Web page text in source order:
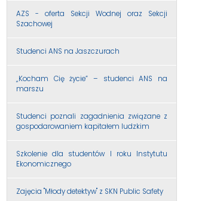
AZS - oferta Sekcji Wodnej oraz Sekcji
Szachowej
Studenci ANS na Jaszczurach
„Kocham Cię życie” – studenci ANS na
marszu
Studenci poznali zagadnienia związane z
gospodarowaniem kapitałem ludzkim
Szkolenie dla studentów I roku Instytutu
Ekonomicznego
Zajęcia "Młody detektyw" z SKN Public Safety